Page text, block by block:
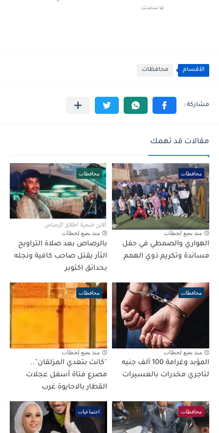
الأقسام محافظات
مقالات قد تهمك
محافظات
منذ بضع لحظات
الهواري والصمطي في حفل
مساندة وتكريم ذوي الهمم
محافظات
منذ بضع لحظات
بالرصاص بعد صلاة التراويح
الثأر يقتل صاحب كافية ونجله
بحدائق اكتوبر
محافظات
منذ بضع لحظات
المؤبد وغرامة 100 ألف جنيه
لتاجري مخدرات بالعسيرات
محافظات
منذ بضع لحظات
"كانت بتعدي المزلقان"..
مصرع فتاة أسفل عجلات
القطار بالاحايوة غرب
محافظات اجتماعيات